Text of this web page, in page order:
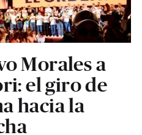
Morales a
el giro de
hacia la